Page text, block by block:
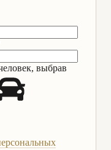
выбрав